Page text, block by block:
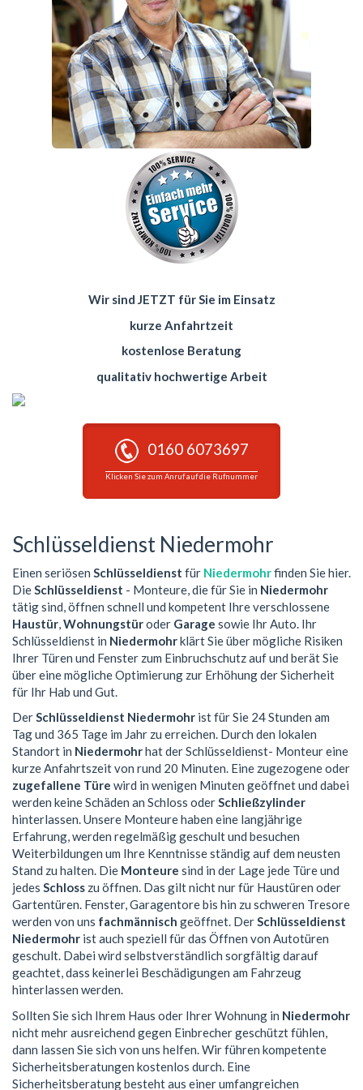
Wir sind JETZT für Sie im Einsatz
kurze Anfahrtzeit
kostenlose Beratung
qualitativ hochwertige Arbeit
0160 6073697
Klicken Sie zum Anruf auf die Rufnummer
Schlüsseldienst Niedermohr
Einen seriösen Schlüsseldienst für Niedermohrfinden Sie hier.
DieSchlüsseldienst - Monteure, die für Sie in Niedermohr
tätig sind, öffnen schnell und kompetent Ihre verschlossene
Haustür,Wohnungstüroder Garage sowie Ihr Auto. Ihr
Schlüsseldienst in Niedermohrklärt Sie über mögliche Risiken
Ihrer Türen und Fenster zum Einbruchschutz auf und berät Sie
über eine mögliche Optimierung zur Erhöhung der Sicherheit
für Ihr Hab und Gut.
DerSchlüsseldienst Niedermohr ist für Sie 24 Stunden am
Tag und 365 Tage im Jahr zu erreichen. Durch den lokalen
Standort in Niedermohrhat der Schlüsseldienst- Monteur eine
kurze Anfahrtszeit von rund 20 Minuten. Eine zugezogene oder
zugefallene Türe wird in wenigen Minuten geöffnet und dabei
werden keine Schäden an Schloss oderSchließzylinder
hinterlassen. Unsere Monteure haben eine langjährige
Erfahrung, werden regelmäßig geschult und besuchen
Weiterbildungen um Ihre Kenntnisse ständig auf dem neusten
Stand zu halten. Die Monteure sind in der Lage jede Türe und
jedes Schloss zu öffnen. Das gilt nicht nur für Haustüren oder
Gartentüren. Fenster, Garagentore bis hin zu schweren Tresore
werden von uns fachmännisch geöffnet. DerSchlüsseldienst
Niedermohr ist auch speziell für das Öffnen von Autotüren
geschult. Dabei wird selbstverständlich sorgfältig darauf
geachtet, dass keinerlei Beschädigungen am Fahrzeug
hinterlassen werden.
Sollten Sie sich Ihrem Haus oder Ihrer Wohnung in Niedermohr
nicht mehr ausreichend gegen Einbrecher geschützt fühlen,
dann lassen Sie sich von uns helfen. Wir führen kompetente
Sicherheitsberatungen kostenlos durch. Eine
Sicherheitsberatung besteht aus einer umfangreichen